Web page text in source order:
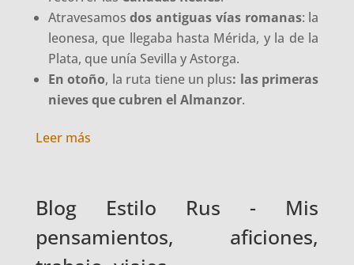
Atravesamosdos antiguas vías romanas: la
leonesa, que llegaba hasta Mérida, y la de la
Plata, que unía Sevilla y Astorga.
En otoño, la ruta tiene un plus: las primeras
nieves que cubren el Almanzor.
Leer más
Blog Estilo Rus - Mis
pensamientos, aficiones,